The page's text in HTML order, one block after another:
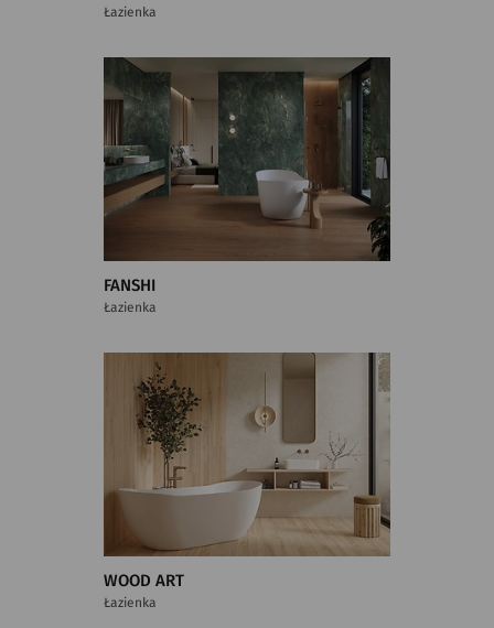
Łazienka
FANSHI
Łazienka
WOOD ART
Łazienka